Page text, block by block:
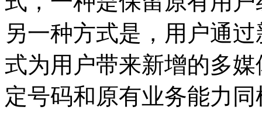
另一种方式是，用户通
式为用户带来新增的多
定号码和原有业务能力